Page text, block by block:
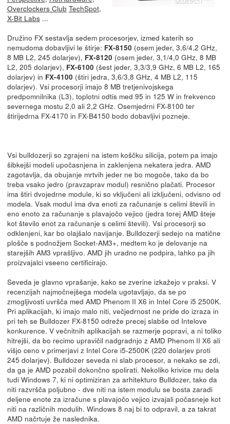
Overclockers Club TechSpot,
X-Bit Labs...
Družino FX sestavlja sedem procesorjev, izmed katerih so
nemudoma dobavljivi le štirje: FX-8150 (osem jeder, 3,6/4,2 GHz,
8 MB L2, 245 dolarjev), FX-8120 (osem jeder, 3,1/4,0 GHz, 8 MB
L2, 205 dolarjev), FX-6100 (šest jeder, 3,3/3,9 GHz, 6 MB L2, 165
dolarjev) in FX-4100 (štiri jedra, 3,6/3,8 GHz, 4 MB L2, 115
dolarjev). Vsi procesorji imajo 8 MB tretjenivojskega
predpomnilnika (L3), toplotni odtis med 95 in 125 W in frekvenco
severnega mostu 2,0 ali 2,2 GHz. Osemjedrni FX-8100 ter
štirijedrna FX-4170 in FX-B4150 bodo dobavljivi pozneje.
Vsi bulldozerji so zgrajeni na istem koščku silicija, potem pa imajo
šibkejši modeli upočasnjena in zaklenjena nekatera jedra. AMD
zagotavlja, da obujanje mrtvih jeder ne bo mogoče, tako da bo
treba vsako jedro (pravzaprav modul) resnično plačati. Procesor
ima štiri dvojedrne module, ki so vključeni ali izključeni, odvisno od
modela. Vsak modul ima dva enoti za računanje s celimi števili in
eno enoto za računanje s plavajočo vejico (jedra torej AMD šteje
kot število enot za računanje s celimi števili). Vsi procesorji so
odklenjeni, kar bo olajšalo navijanje. Bulldozerji sedejo na matične
plošče s podnožjem Socket-AM3+, medtem ko je delovanje na
starejših AM3 vprašljivo. AMD jih uradno ne podpira, lahko pa jih
proizvajalci vseeno certificirajo.
Seveda je glavno vprašanje, kako se zverine izkažejo v praksi. V
recenzijah najmočnejšega modela ugotavljajo, da se po
zmogljivosti uvršča med AMD Phenom II X6 in Intel Core i5 2500K.
Pri aplikacijah, ki imajo malo niti, večjedrnost ne pride do izraza in
pri teh se Bulldozer FX-8150 odreže precej slabše od Intelove
konkurence. V večnitnih aplikacijah se razmerje popravi, a ni toliko
hitrejši, da bo recimo upravičil nadgradnjo z AMD Phenom II X6 ali
višjo ceno v primerjavi z Intel Core i5-2500K (220 dolarjev proti
245 dolarjev). Bulldozer seveda ni slab procesor, a nekako se zdi,
da ga je AMD pozabil dokončno spolirati. Nekoliko krivice mu dela
tudi Windows 7, ki ni optimiziran za arhitekturo Bulldozer, tako da
niti razvršča poljubno - dve niti na istem modulu se bosta zaradi
deljene enote za izračune s plavajočo vejico izvajali počasneje kot
niti na različnih modulih. Windows 8 naj bi to odpravil, a za takrat
AMD načrtuje že naslednika.